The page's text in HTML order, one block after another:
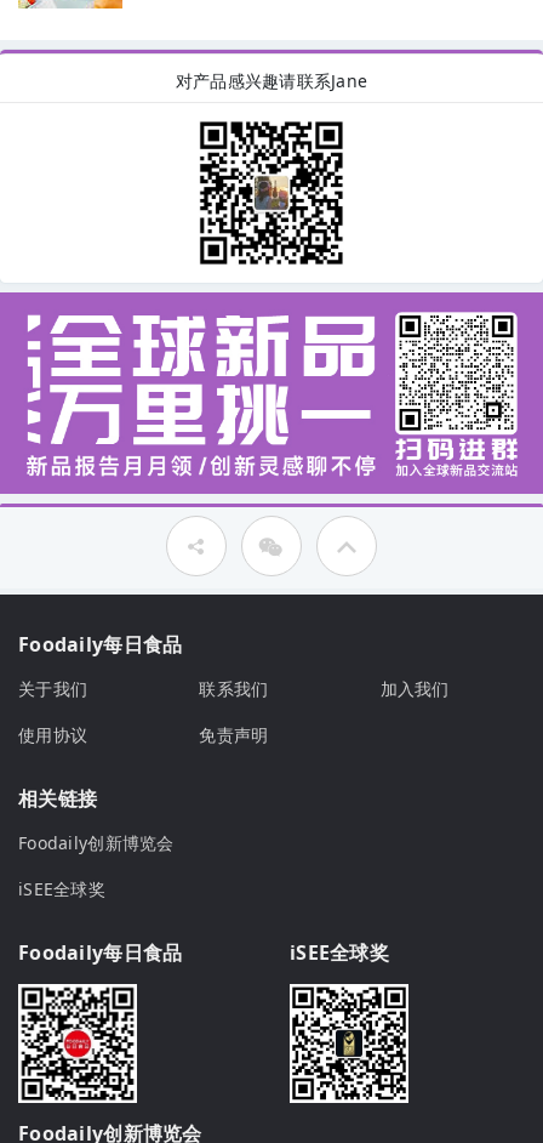
对产品感兴趣请联系Jane
Foodaily每日食品
关于我们 联系我们
加入我们
使用协议
免责声明
相关链接
Foodaily创新博览会
iSEE全球奖
Foodaily每日食品 iSEE全球奖
Foodaily创新博览会